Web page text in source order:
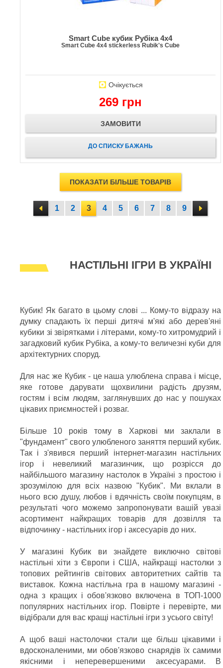
Smart Cube кубик Рубіка 4x4
Smart Cube 4x4 stickerless Rubik's Cube
Очікується
269 грн
ЗАМОВИТИ
ДО СПИСКУ БАЖАНЬ
ПОКАЗАТИ БІЛЬШЕ ТОВАРІВ
1 2 3 4 5 6 7 8 9
НАСТІЛЬНІ ІГРИ В УКРАЇНІ
Кубик! Як багато в цьому слові ... Кому-то відразу на
думку спадають їх перші дитячі м'які або дерев'яні
кубики зі звірятками і літерами, кому-то хитромудрий і
загадковий кубик Рубіка, а кому-то величезні куби для
архітектурних споруд.
Для нас же Кубик - це наша улюблена справа і місце,
яке готове дарувати щохвилини радість друзям,
гостям і всім людям, заглянувших до нас у пошуках
цікавих приємностей і розваг.
Більше 10 років тому в Харкові ми заклали в
"фундамент" свого улюбленого заняття перший кубик.
Так і з'явився перший інтернет-магазин настільних
ігор і невеликий магазинчик, що розрісся до
найбільшого магазину настолок в Україні з простою і
зрозумілою для всіх назвою "Кубик". Ми вклали в
нього всю душу, любов і вдячність своїм покупцям, в
результаті чого можемо запропонувати вашій увазі
асортимент найкращих товарів для дозвілля та
відпочинку - настільних ігор і аксесуарів до них.
У магазині Кубик ви знайдете виключно світові
настільні хіти з Європи і США, найкращі настолки з
топових рейтингів світових авторитетних сайтів та
виставок. Кожна настільна гра в нашому магазині -
одна з кращих і обов'язково включена в ТОП-1000
популярних настільних ігор. Повірте і перевірте, ми
відібрали для вас кращі настільні ігри з усього світу!
А щоб ваші настолочки стали ще більш цікавими і
вдосконаленими, ми обов'язково снарядів їх самими
якісними і неперевершеними аксесуарами. В